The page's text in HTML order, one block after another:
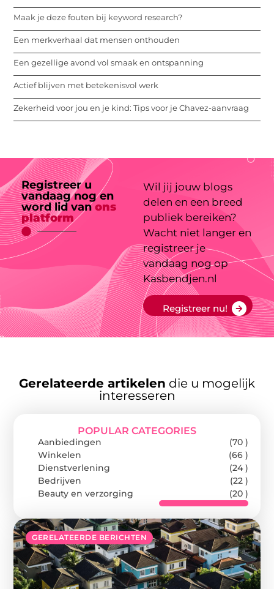
Maak je deze fouten bij keyword research?
Een merkverhaal dat mensen onthouden
Een gezellige avond vol smaak en ontspanning
Actief blijven met betekenisvol werk
Zekerheid voor jou en je kind: Tips voor je Chavez-aanvraag
Registreer u
vandaag nog en
word lid vanons
platform
Wil jij jouw blogs
delen en een breed
publiek bereiken?
Wacht niet langer en
registreer je
vandaag nog op
Kasbendjen.nl
Registreer nu!
Gerelateerde artikelen die u mogelijk
interesseren
GERELATEERDE BERICHTEN
POPULAR CATEGORIES
Aanbiedingen
(70 )
Winkelen
(66 )
Dienstverlening
(24 )
Bedrijven
(22 )
Beauty en verzorging
(20 )